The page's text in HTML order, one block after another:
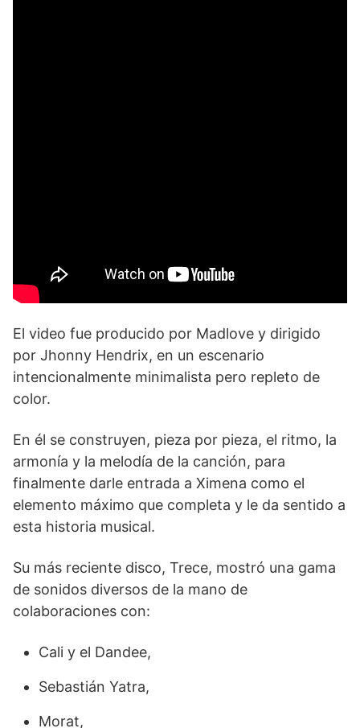
El video fue producido por Madlove y dirigido
por Jhonny Hendrix, en un escenario
intencionalmente minimalista pero repleto de
color.
En él se construyen, pieza por pieza, el ritmo, la
armonía y la melodía de la canción, para
finalmente darle entrada a Ximena como el
elemento máximo que completa y le da sentido a
esta historia musical.
Su más reciente disco, Trece, mostró una gama
de sonidos diversos de la mano de
colaboraciones con:
Cali y el Dandee,
Sebastián Yatra,
Morat,